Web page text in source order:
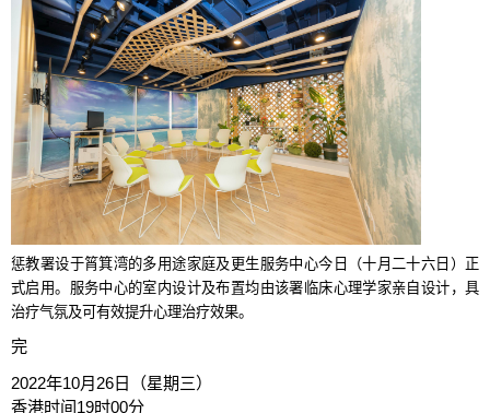
惩教署设于筲箕湾的多用途家庭及更生服务中心今日（十月二十六日）正
式启用。服务中心的室内设计及布置均由该署临床心理学家亲自设计，具
治疗气氛及可有效提升心理治疗效果。
完
2022年10月26日（星期三）
香港时间19时00分